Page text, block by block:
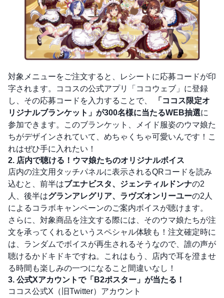
対象メニューをご注文すると、レシートに応募コードが印
字されます。ココスの公式アプリ「ココウェブ」に登録
し、その応募コードを入力することで、
「ココス限定オ
リジナルブランケット」が300名様に当たるWEB抽選に
参加できます。このブランケット、メイド服姿のウマ娘た
ちがデザインされていて、めちゃくちゃ可愛いんです！こ
れはぜひ手に入れたい！
2. 店内で聴ける！ウマ娘たちのオリジナルボイス
店内の注文用タッチパネルに表示されるQRコードを読み
込むと、前半はブエナビスタ、ジェンティルドンナの2
人、後半はグランアレグリア、ラヴズオンリーユーの2人
によるコラボキャンペーンのご案内ボイスが聴けます。
さらに、対象商品を注文する際には、そのウマ娘たちが注
文を承ってくれるというスペシャル体験も！注文確定時に
は、ランダムでボイスが再生されるそうなので、誰の声が
聴けるかドキドキですね。これはもう、店内で耳を澄ませ
る時間も楽しみの一つになること間違いなし！
3. 公式Xアカウントで「B2ポスター」が当たる！
ココス公式X（旧Twitter）アカウント